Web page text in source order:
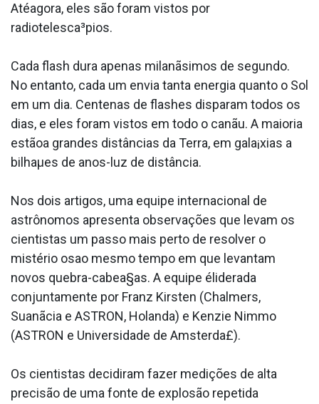
Atéagora, eles são foram vistos por
radiotelesca³pios.
Cada flash dura apenas milanãsimos de segundo.
No entanto, cada um envia tanta energia quanto o Sol
em um dia. Centenas de flashes disparam todos os
dias, e eles foram vistos em todo o canãu. A maioria
estãoa grandes distâncias da Terra, em gala¡xias a
bilhaµes de anos-luz de distância.
Nos dois artigos, uma equipe internacional de
astrônomos apresenta observações que levam os
cientistas um passo mais perto de resolver o
mistério osao mesmo tempo em que levantam
novos quebra-cabea§as. A equipe éliderada
conjuntamente por Franz Kirsten (Chalmers,
Suanãcia e ASTRON, Holanda) e Kenzie Nimmo
(ASTRON e Universidade de Amsterda£).
Os cientistas decidiram fazer medições de alta
precisão de uma fonte de explosão repetida